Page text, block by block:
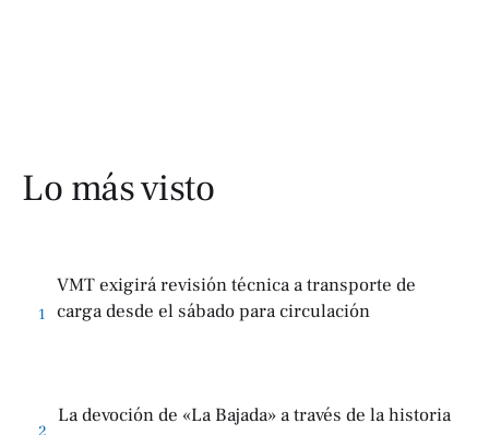
Lo más visto
1
VMT exigirá revisión técnica a transporte de
carga desde el sábado para circulación
La devoción de «La Bajada» a través de la historia